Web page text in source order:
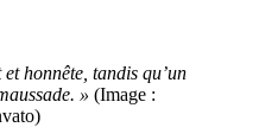
honnête, tandis qu’un
» (Image :